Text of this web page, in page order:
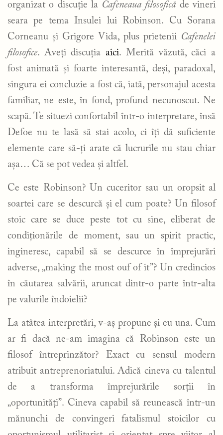
organizat o discuție la Cafeneaua filosoficăde vineri
seara pe tema Insulei lui Robinson. Cu Sorana
Corneanu și Grigore Vida, plus prietenii Cafenelei
filosofice. Aveți discuția aici. Merită văzută, căci a
fost animată și foarte interesantă, deși, paradoxal,
singura ei concluzie a fost că, iată, personajul acesta
familiar, ne este, în fond, profund necunoscut. Ne
scapă. Te situezi confortabil într-o interpretare, însă
Defoe nu te lasă să stai acolo, ci îți dă suficiente
elemente care să-ți arate că lucrurile nu stau chiar
așa… Că se pot vedea și altfel.
Ce este Robinson? Un cuceritor sau un oropsit al
soartei care se descurcă și el cum poate? Un filosof
stoic care se duce peste tot cu sine, eliberat de
condiționările de moment, sau un spirit practic,
ingineresc, capabil să se descurce în împrejurări
adverse, „making the most ouf of it”? Un credincios
în căutarea salvării, aruncat dintr-o parte într-alta
pe valurile îndoielii?
La atâtea interpretări, v-aș propune și eu una. Cum
ar fi dacă ne-am imagina că Robinson este un
filosof întreprinzător? Exact cu sensul modern
atribuit antreprenoriatului. Adică cineva cu talentul
de a transforma împrejurările sorții în
„oportunități”. Cineva capabil să reunească într-un
mănunchi de convingeri fatalismul stoicilor cu